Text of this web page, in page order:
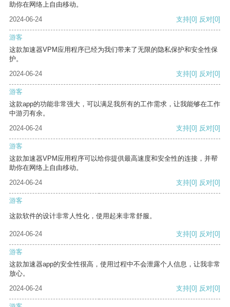
助你在网络上自由移动。
2024-06-24
支持[0] 反对[0]
游客
这款加速器VPM应用程序已经为我们带来了无限的隐私保护和安全性保
护。
2024-06-24
支持[0] 反对[0]
游客
这款app的功能非常强大，可以满足我所有的工作需求，让我能够在工作
中游刃有余。
2024-06-24
支持[0] 反对[0]
游客
这款加速器VPM应用程序可以给你提供最高速度和安全性的连接，并帮
助你在网络上自由移动。
2024-06-24
支持[0] 反对[0]
游客
这款软件的设计非常人性化，使用起来非常舒服。
2024-06-24 支持[0] 反对[0]
游客
这款加速器app的安全性很高，使用过程中不会泄露个人信息，让我非常
放心。
2024-06-24
支持[0] 反对[0]